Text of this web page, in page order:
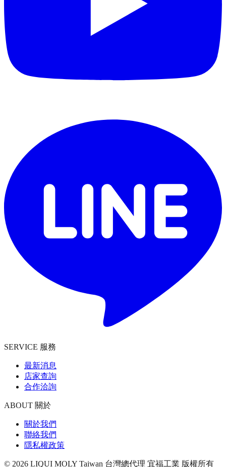
SERVICE 服務
最新消息
店家查詢
合作洽詢
ABOUT 關於
關於我們
聯絡我們
隱私權政策
© 2026 LIQUI MOLY Taiwan 台灣總代理 宜福工業 版權所有